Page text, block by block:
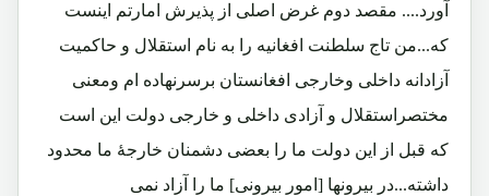
آورد.... مقصد دوم غرض اصلی از پذیرش امارتم اینست
که...من تاج سلطنت افغانیه را به نام استقلال و حاکمیت
آزادانه داخلی وخارجی افغانستان برسرنهاده ام ومعنی
مختصراستقلال و آزادی داخلی و خارجی دولت این است
که قبل از این دولت ما را بعضی دشمنان خارجۀ ما محدود
داشته...در بیرونها [امور بیرونی] ما را آزاد نمی